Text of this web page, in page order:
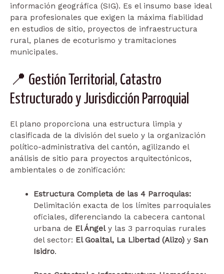
información geográfica (SIG). Es el insumo base ideal
para profesionales que exigen la máxima fiabilidad
en estudios de sitio, proyectos de infraestructura
rural, planes de ecoturismo y tramitaciones
municipales.
📍 Gestión Territorial, Catastro
Estructurado y Jurisdicción Parroquial
El plano proporciona una estructura limpia y
clasificada de la división del suelo y la organización
político-administrativa del cantón, agilizando el
análisis de sitio para proyectos arquitectónicos,
ambientales o de zonificación:
Estructura Completa de las 4 Parroquias:
Delimitación exacta de los límites parroquiales
oficiales, diferenciando la cabecera cantonal
urbana de El Ángely las 3 parroquias rurales
del sector: El Goaltal, La Libertad (Alizo)y San
Isidro.